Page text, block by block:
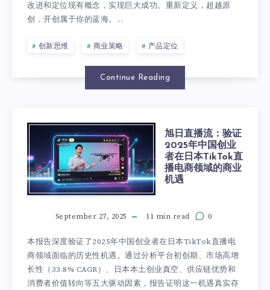
改进和定位现有概念，实现巨大成功。重新定义，超越原
创，开创属于你的蓝海。...
创新思维 商业策略 产品定位
Continue Reading
旭日直播流：验证
2025年中国创业
者在日本TikTok直
播电商领域的商业
机遇
September 27, 2025 11 min read 0
本报告深度验证了2025年中国创业者在日本TikTok直播电
商领域面临的历史性机遇。通过分析平台初创期、市场高增
长性（33.8% CAGR）、日本本土创业真空、供应链优势和
消费者价值转向等五大驱动因素，报告证明这一机遇真实存